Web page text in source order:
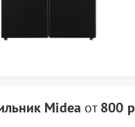
Midea от800